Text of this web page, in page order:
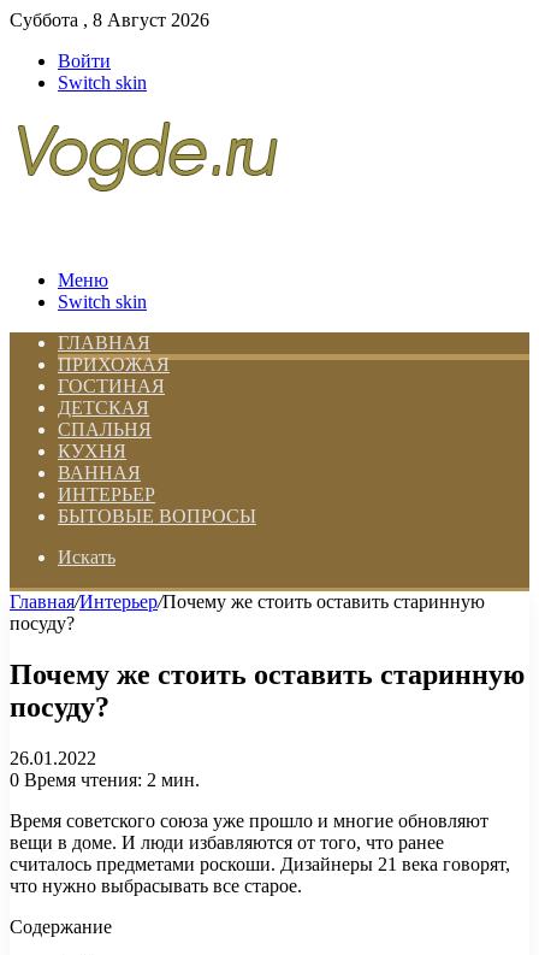
Суббота , 8 Август 2026
Войти
Switch skin
Меню
Switch skin
ГЛАВНАЯ
ПРИХОЖАЯ
ГОСТИНАЯ
ДЕТСКАЯ
СПАЛЬНЯ
КУХНЯ
ВАННАЯ
ИНТЕРЬЕР
БЫТОВЫЕ ВОПРОСЫ
Искать
Главная/Интерьер/Почему же стоить оставить старинную
посуду?
Почему же стоить оставить старинную
посуду?
26.01.2022
0 Время чтения: 2 мин.
Время советского союза уже прошло и многие обновляют
вещи в доме. И люди избавляются от того, что ранее
считалось предметами роскоши. Дизайнеры 21 века говорят,
что нужно выбрасывать все старое.
Содержание